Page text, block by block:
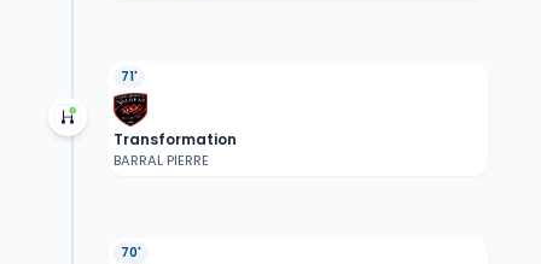
71'
Transformation
BARRAL PIERRE
70'